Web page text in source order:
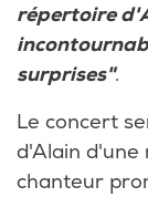
répertoire
surprises".
Le concert
d'Alain d'une
chanteur